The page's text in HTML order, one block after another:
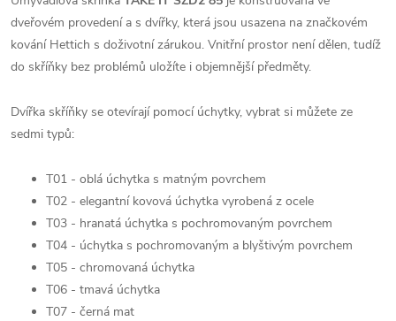
dveřovém provedení a s dvířky, která jsou usazena na značkovém
kování Hettich s doživotní zárukou. Vnitřní prostor není dělen, tudíž
do skříňky bez problémů uložíte i objemnější předměty.
Dvířka skříňky se otevírají pomocí úchytky, vybrat si můžete ze
sedmi typů:
T01 - oblá úchytka s matným povrchem
T02 - elegantní kovová úchytka vyrobená z ocele
T03 - hranatá úchytka s pochromovaným povrchem
T04 - úchytka s pochromovaným a blyštivým povrchem
T05 - chromovaná úchytka
T06 - tmavá úchytka
T07 - černá mat